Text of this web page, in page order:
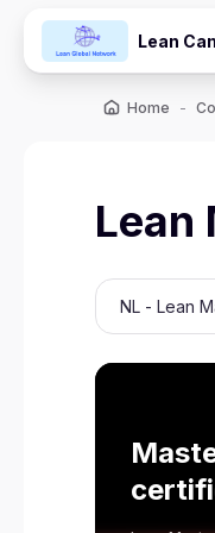
Lean
Home
Lean
Course
Dit is de
Lean
(Master
Course
Course